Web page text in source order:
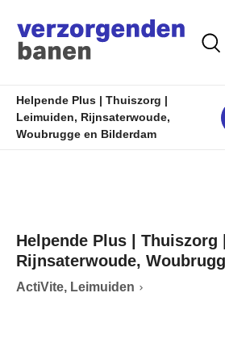
Helpende Plus | Thuiszorg |
Leimuiden, Rijnsaterwoude,
Woubrugge en Bilderdam
Helpende Plus | Thuiszorg
Rijnsaterwoude,
ActiVite, Leimuiden